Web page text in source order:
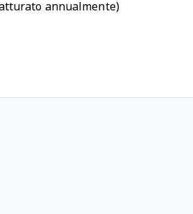
annualmente)